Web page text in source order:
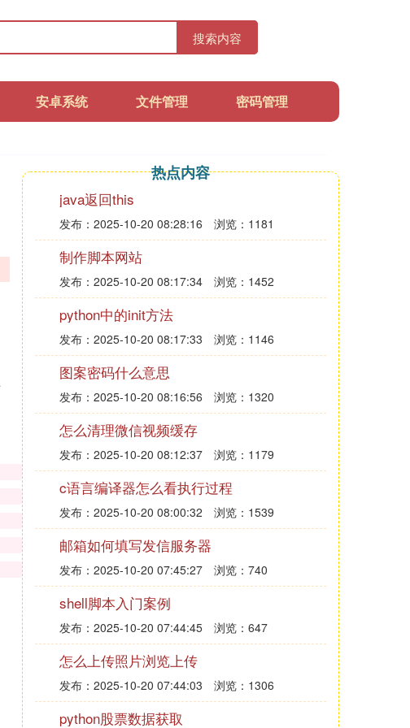
搜索内容
安卓系统 文件管理 密码管理
热点内容
java返回this
发布：2025-10-20 08:28:16 浏览：1181
制作脚本网站
发布：2025-10-20 08:17:34 浏览：1452
python中的init方法
发布：2025-10-20 08:17:33 浏览：1146
图案密码什么意思
发布：2025-10-20 08:16:56 浏览：1320
怎么清理微信视频缓存
发布：2025-10-20 08:12:37 浏览：1179
c语言编译器怎么看执行过程
发布：2025-10-20 08:00:32 浏览：1539
邮箱如何填写发信服务器
发布：2025-10-20 07:45:27 浏览：740
shell脚本入门案例
发布：2025-10-20 07:44:45 浏览：647
怎么上传照片浏览上传
发布：2025-10-20 07:44:03 浏览：1306
python股票数据获取